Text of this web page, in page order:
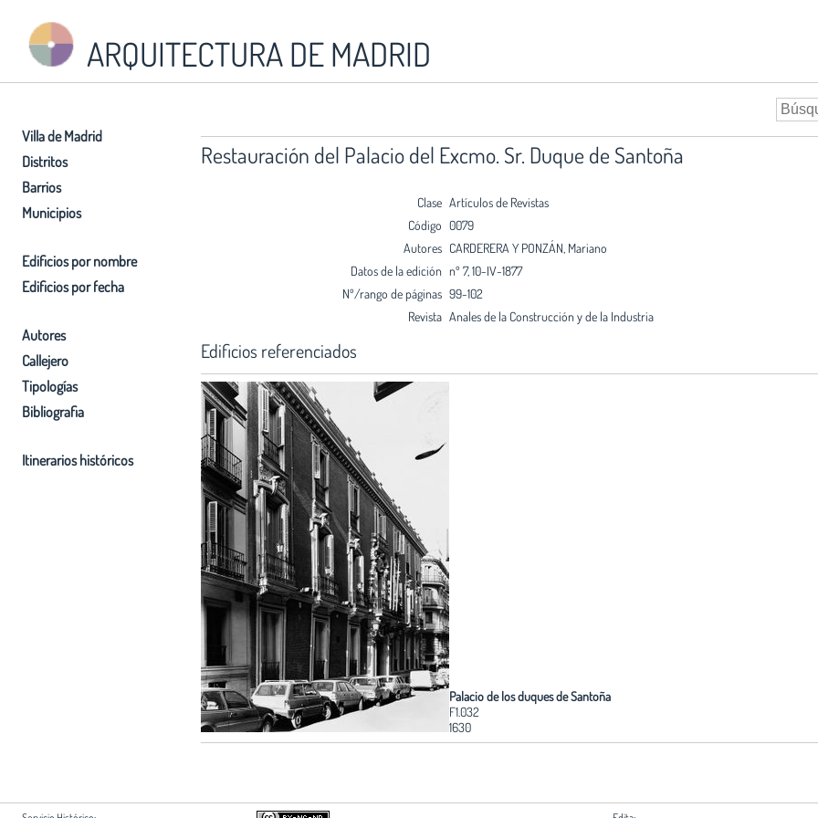
ARQUITECTURA DE MADRID
Villa de Madrid
Distritos
Barrios
Municipios
Edificios por nombre
Edificios por fecha
Autores
Callejero
Tipologías
Bibliografia
Itinerarios históricos
Restauración del Palacio del Excmo. Sr. Duque de Santoña
Clase Artículos de Revistas
Código 0079
Autores CARDERERA Y PONZÁN, Mariano
Datos de la edición nº 7, 10-IV-1877
Nº/rango de páginas 99-102
Revista Anales de la Construcción y de la Industria
Edificios referenciados
Palacio de los duques de Santoña
F1.032
1630